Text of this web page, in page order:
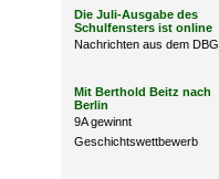
Die Juli-Ausgabe des
Schulfensters ist online
Nachrichten aus dem DBG
Mit Berthold Beitz nach
Berlin
9A gewinnt
Geschichtswettbewerb